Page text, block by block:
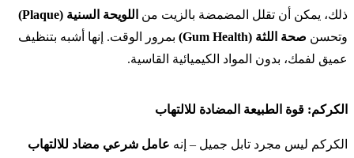
ذلك، يمكن أن تقلل المضمضة بالزيت من اللويحة السنية (Plaque)
وتحسن صحة اللثة (Gum Health)
بمرور الوقت. إنها أشبه بتنظيف
عميق لفمك، بدون المواد الكيميائية القاسية.
الكركم: قوة الطبيعة المضادة للالتهاب
الكركم ليس مجرد تابل جميل – إنه عامل شرعي مضاد للالتهاب